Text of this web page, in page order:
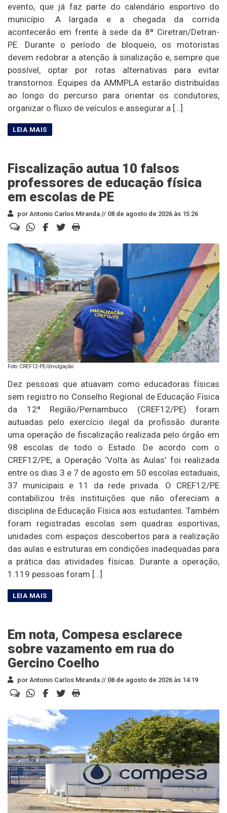
evento, que já faz parte do calendário esportivo do
município. A largada e a chegada da corrida
acontecerão em frente à sede da 8ª Ciretran/Detran-
PE. Durante o período de bloqueio, os motoristas
devem redobrar a atenção à sinalização e, sempre que
possível, optar por rotas alternativas para evitar
transtornos. Equipes da AMMPLA estarão distribuídas
ao longo do percurso para orientar os condutores,
organizar o fluxo de veículos e assegurar a […]
Fiscalização autua 10 falsos
professores de educação física
em escolas de PE
por Antonio Carlos Miranda // 08 de agosto de 2026 às 15:26
Foto: CREF12-PE/divulgação
Dez pessoas que atuavam como educadoras físicas
sem registro no Conselho Regional de Educação Física
da 12ª Região/Pernambuco (CREF12/PE) foram
autuadas pelo exercício ilegal da profissão durante
uma operação de fiscalização realizada pelo órgão em
98 escolas de todo o Estado. De acordo com o
CREF12/PE, a Operação ‘Volta às Aulas’ foi realizada
entre os dias 3 e 7 de agosto em 50 escolas estaduais,
37 municipais e 11 da rede privada. O CREF12/PE
contabilizou três instituições que não ofereciam a
disciplina de Educação Física aos estudantes. Também
foram registradas escolas sem quadras esportivas,
unidades com espaços descobertos para a realização
das aulas e estruturas em condições inadequadas para
a prática das atividades físicas. Durante a operação,
1.119 pessoas foram […]
Em nota, Compesa esclarece
sobre vazamento em rua do
Gercino Coelho
por Antonio Carlos Miranda // 08 de agosto de 2026 às 14:19